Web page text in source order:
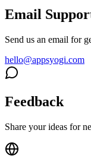
Email
Send us an email for
hello@appsyogi.com
Feedback
Share your ideas for